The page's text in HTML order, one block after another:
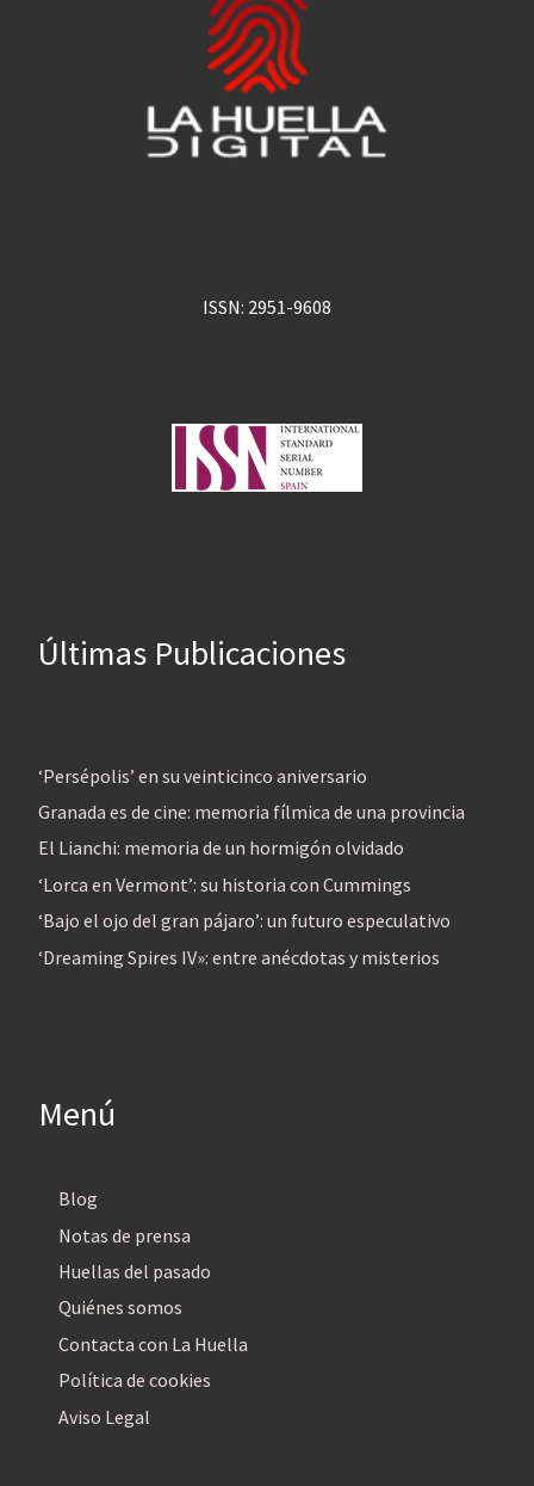
ISSN: 2951-9608
Últimas Publicaciones
‘Persépolis’ en su veinticinco aniversario
Granada es de cine: memoria fílmica de una provincia
El Lianchi: memoria de un hormigón olvidado
‘Lorca en Vermont’: su historia con Cummings
‘Bajo el ojo del gran pájaro’: un futuro especulativo
‘Dreaming Spires IV»: entre anécdotas y misterios
Menú
Blog
Notas de prensa
Huellas del pasado
Quiénes somos
Contacta con La Huella
Política de cookies
Aviso Legal